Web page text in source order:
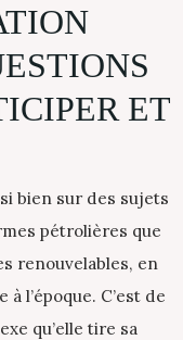
ET
bien sur des sujets
pétrolières que
renouvelables, en
l’époque. C’est de
qu’elle tire sa